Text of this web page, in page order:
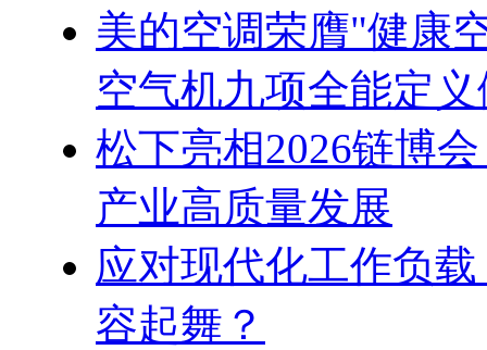
美的空调荣膺"健康
空气机九项全能定
松下亮相2026链博
产业高质量发展
应对现代化工作负
容起舞？